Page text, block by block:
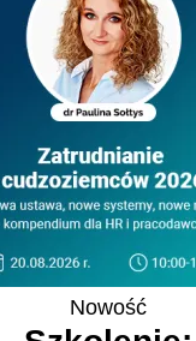
Nowość